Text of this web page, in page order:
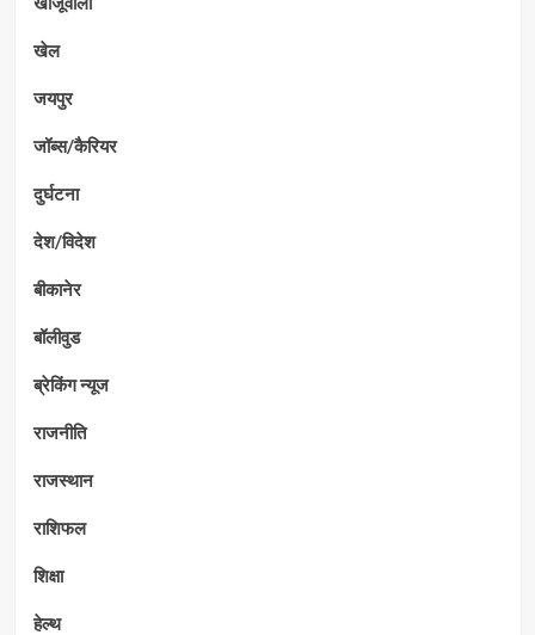
खेल
जयपुर
जॉब्स/कैरियर
दुर्घटना
देश/विदेश
बीकानेर
बॉलीवुड
ब्रेकिंग न्यूज
राजनीति
राजस्थान
राशिफल
शिक्षा
हेल्थ